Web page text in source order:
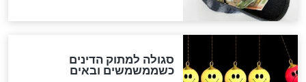
האם אפשר לחשב את הקץ?